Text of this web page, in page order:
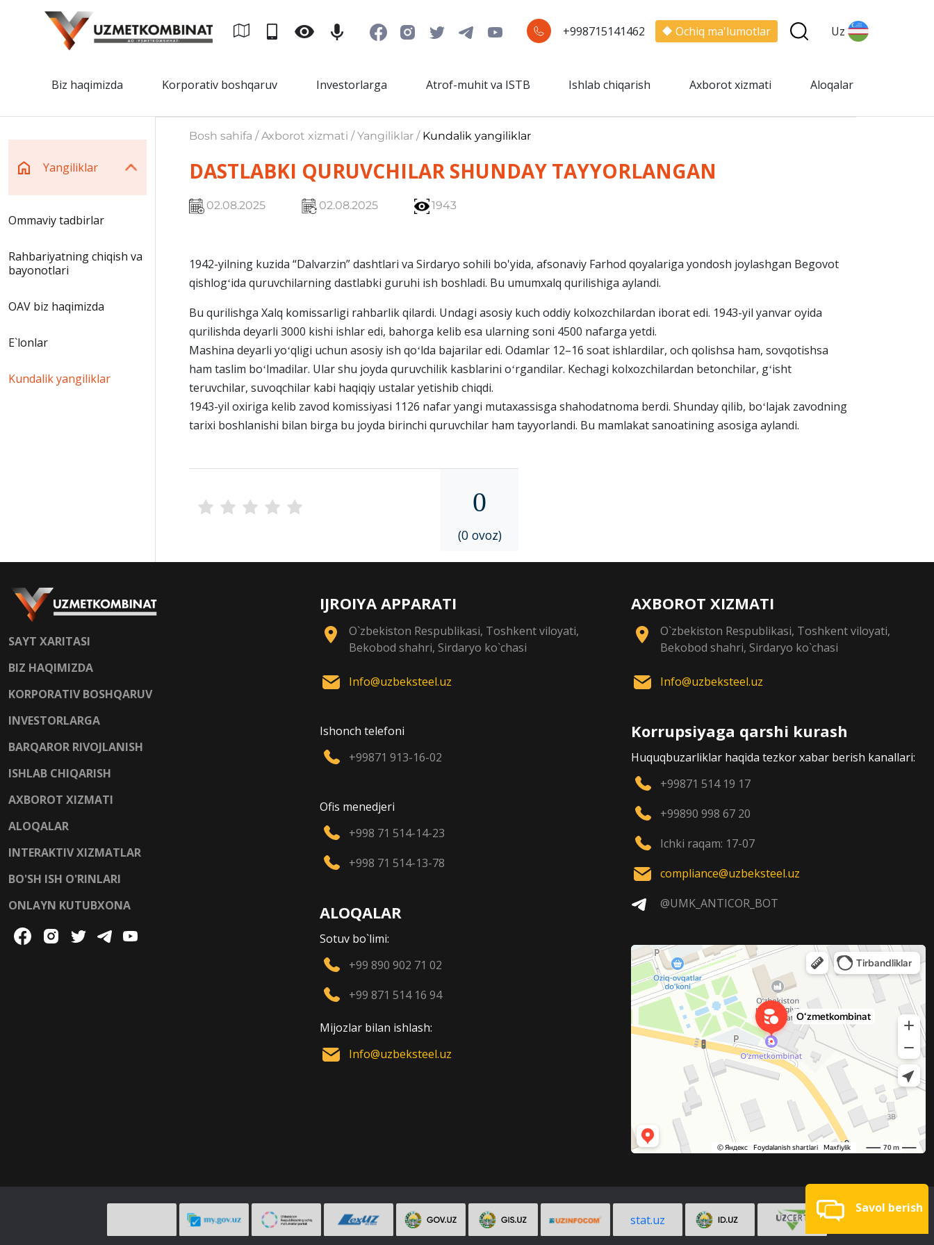
+998715141462 Ochiq ma'lumotlar Uz
Biz haqimizda Korporativ boshqaruv Investorlarga Atrof-muhit va ISTB Ishlab chiqarish Axborot xizmati Aloqalar
Yangiliklar
Ommaviy tadbirlar
Rahbariyatning chiqish va
bayonotlari
OAV biz haqimizda
E`lonlar
Kundalik yangiliklar
Bosh sahifa / Axborot xizmati / Yangiliklar / Kundalik yangiliklar
DASTLABKI QURUVCHILAR SHUNDAY TAYYORLANGAN
02.08.2025 02.08.2025 1943
1942-yilning kuzida “Dalvarzin” dashtlari va Sirdaryo sohili bo'yida, afsonaviy Farhod qoyalariga yondosh joylashgan Begovot
qishlogʻida quruvchilarning dastlabki guruhi ish boshladi. Bu umumxalq qurilishiga aylandi.
Bu qurilishga Xalq komissarligi rahbarlik qilardi. Undagi asosiy kuch oddiy kolxozchilardan iborat edi. 1943-yil yanvar oyida
qurilishda deyarli 3000 kishi ishlar edi, bahorga kelib esa ularning soni 4500 nafarga yetdi.
Mashina deyarli yoʻqligi uchun asosiy ish qoʻlda bajarilar edi. Odamlar 12–16 soat ishlardilar, och qolishsa ham, sovqotishsa
ham taslim boʻlmadilar. Ular shu joyda quruvchilik kasblarini oʻrgandilar. Kechagi kolxozchilardan betonchilar, gʻisht
teruvchilar, suvoqchilar kabi haqiqiy ustalar yetishib chiqdi.
1943-yil oxiriga kelib zavod komissiyasi 1126 nafar yangi mutaxassisga shahodatnoma berdi. Shunday qilib, boʻlajak zavodning
tarixi boshlanishi bilan birga bu joyda birinchi quruvchilar ham tayyorlandi. Bu mamlakat sanoatining asosiga aylandi.
0
(0 ovoz)
SAYT XARITASI
BIZ HAQIMIZDA
KORPORATIV BOSHQARUV
INVESTORLARGA
BARQAROR RIVOJLANISH
ISHLAB CHIQARISH
AXBOROT XIZMATI
ALOQALAR
INTERAKTIV XIZMATLAR
BO'SH ISH O'RINLARI
ONLAYN KUTUBXONA
IJROIYA APPARATI
O`zbekiston Respublikasi, Toshkent viloyati,
Bekobod shahri, Sirdaryo ko`chasi
Info@uzbeksteel.uz
Ishonch telefoni
+99871 913-16-02
Ofis menedjeri
+998 71 514-14-23
+998 71 514-13-78
ALOQALAR
Sotuv bo`limi:
+99 890 902 71 02
+99 871 514 16 94
Mijozlar bilan ishlash:
Info@uzbeksteel.uz
AXBOROT XIZMATI
O`zbekiston Respublikasi, Toshkent viloyati,
Bekobod shahri, Sirdaryo ko`chasi
Info@uzbeksteel.uz
Korrupsiyaga qarshi kurash
Huquqbuzarliklar haqida tezkor xabar berish kanallari:
+99871 514 19 17
+99890 998 67 20
Ichki raqam: 17-07
compliance@uzbeksteel.uz
@UMK_ANTICOR_BOT
stat.uz
Savol berish